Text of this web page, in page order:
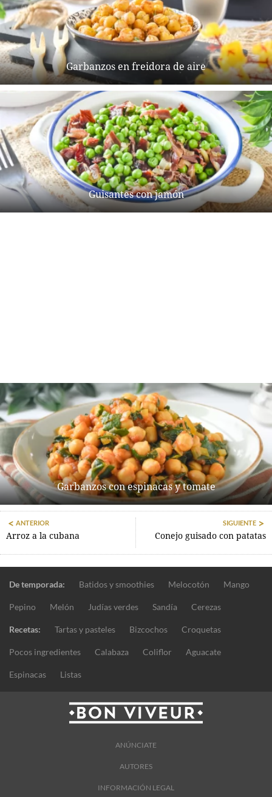
Garbanzos en freidora de aire
Guisantes con jamón
Garbanzos con espinacas y tomate
ANTERIOR
Arroz a la cubana
SIGUIENTE
Conejo guisado con patatas
De temporada: Batidos y smoothies Melocotón Mango
Pepino Melón Judías verdes Sandía Cerezas
Recetas: Tartas y pasteles Bizcochos Croquetas
Pocos ingredientes Calabaza Coliflor Aguacate
Espinacas Listas
ANÚNCIATE
AUTORES
INFORMACIÓN LEGAL